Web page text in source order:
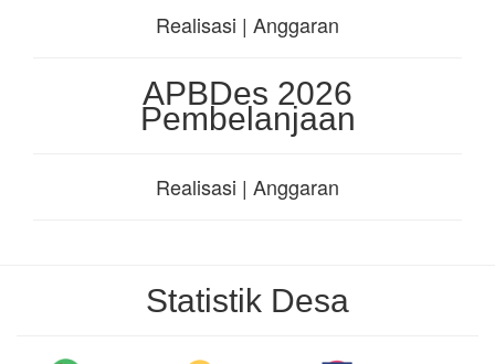
Realisasi | Anggaran
APBDes 2026
Pembelanjaan
Realisasi | Anggaran
Statistik Desa